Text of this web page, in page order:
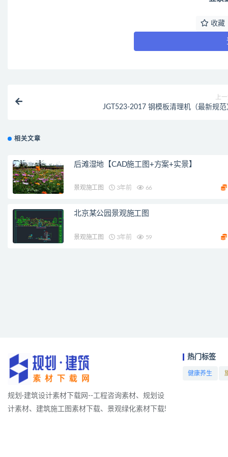
收藏
上
JGT523-2017 钢模板清理机（最新规范
相关文章
后滩湿地【CAD施工图+方案+实景】
景观施工图 3年前 66
北京某公园景观施工图
景观施工图 3年前 59
规划·建筑设计素材下载网--工程咨询素材、规划设
计素材、建筑施工图素材下载、景观绿化素材下载!
热门标签
健康养生